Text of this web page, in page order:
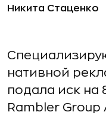
Никита Стаценко
нативной
подала иск на
Rambler